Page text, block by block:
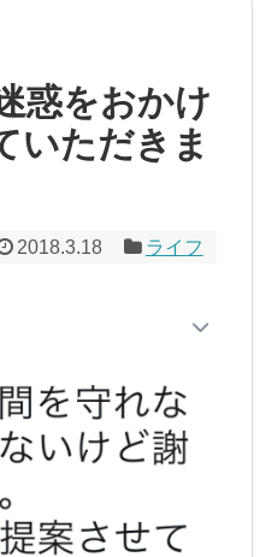
惑をおかけ
いただきま
2018.3.18 ライフ